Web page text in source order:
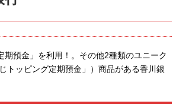
預金」を利用！。その他2種類のユニーク
トッピング定期預金」）商品がある香川銀